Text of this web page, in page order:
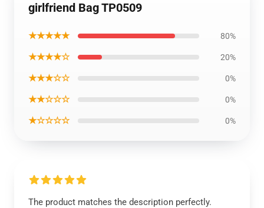
girlfriend Bag TP0509
★★★★★ 80%
★★★★☆ 20%
★★★☆☆ 0%
★★☆☆☆ 0%
★☆☆☆☆ 0%
The product matches the description perfectly.